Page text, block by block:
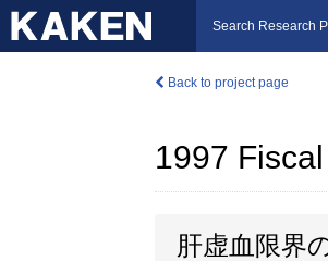
Search Research
Back to project page
1997
肝虚血限界